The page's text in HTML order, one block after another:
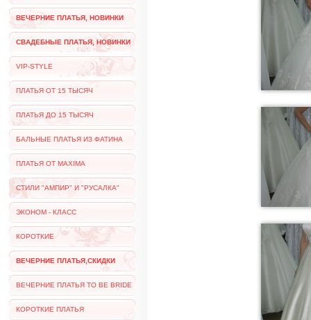
ВЕЧЕРНИЕ ПЛАТЬЯ, НОВИНКИ
СВАДЕБНЫЕ ПЛАТЬЯ, НОВИНКИ
VIP-STYLE
ПЛАТЬЯ ОТ 15 ТЫСЯЧ
ПЛАТЬЯ ДО 15 ТЫСЯЧ
БАЛЬНЫЕ ПЛАТЬЯ ИЗ ФАТИНА
ПЛАТЬЯ ОТ MAXIMA
СТИЛИ "АМПИР" И "РУСАЛКА"
ЭКОНОМ - КЛАСС
КОРОТКИЕ
ВЕЧЕРНИЕ ПЛАТЬЯ,СКИДКИ
ВЕЧЕРНИЕ ПЛАТЬЯ TO BE BRIDE
КОРОТКИЕ ПЛАТЬЯ